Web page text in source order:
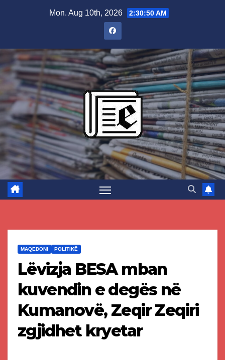
Mon. Aug 10th, 2026 2:30:51 AM
MAQEDONI POLITIKË
Lëvizja BESA mban
kuvendin e degës në
Kumanovë, Zeqir Zeqiri
zgjidhet kryetar